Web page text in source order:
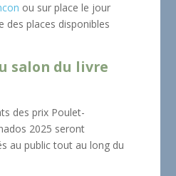
ou sur place le jour
des places disponibles
salon du livre
des prix Poulet-
2025 seront
au public tout au long du